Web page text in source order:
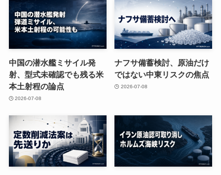
中国の潜水艦ミサイル発
射、型式未確認でも残る米
本土射程の論点
2026-07-08
ナフサ備蓄検討、原油だけ
ではない中東リスクの焦点
2026-07-08